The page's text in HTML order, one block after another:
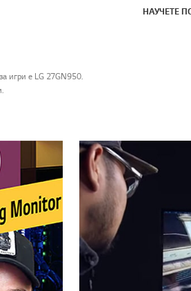
НАУЧЕТЕ
игри е LG 27GN950.